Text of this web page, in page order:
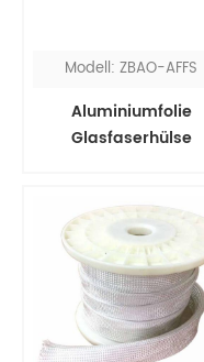
Modell: ZBAO-AFFS
Aluminiumfolie
Glasfaserhülse